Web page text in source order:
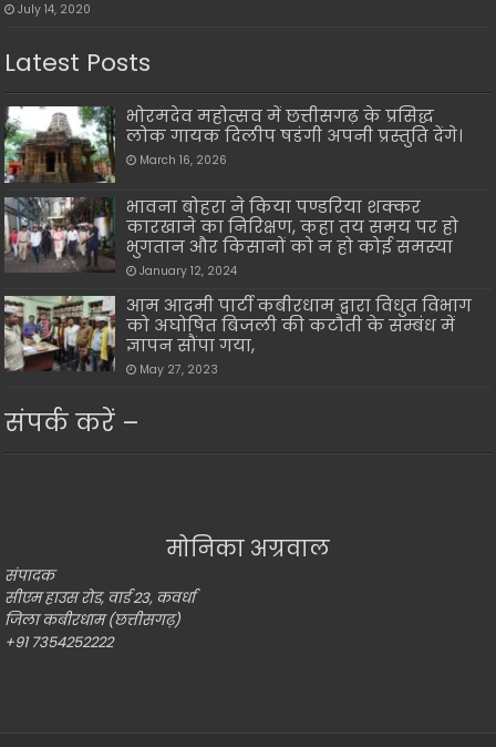
July 14, 2020
Latest Posts
भोरमदेव महोत्सव में छत्तीसगढ़ के प्रसिद्ध
लोक गायक दिलीप षडंगी अपनी प्रस्तुति देंगे।
March 16, 2026
भावना बोहरा ने किया पण्डरिया शक्कर
कारखाने का निरिक्षण, कहा तय समय पर हो
भुगतान और किसानों को न हो कोई समस्या
January 12, 2024
आम आदमी पार्टी कबीरधाम द्वारा विधुत विभाग
को अघोषित बिजली की कटौती के सम्बंध में
ज्ञापन सौंपा गया,
May 27, 2023
संपर्क करें –
मोनिका अग्रवाल
संपादक
सीएम हाउस रोड, वार्ड 23, कवर्धा
जिला कबीरधाम (छत्तीसगढ़)
+91 7354252222